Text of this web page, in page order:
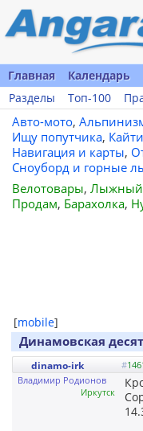
Главная Календарь
Разделы
Топ-100
Авто-мото,
Ищу попутчика,
Навигация и карты,
Сноуборд и горные
Велотовары, Лыжный
Продам, Барахолка,
[mobile]
Динамовская
dinamo-irk #
Владимир Родионов
Иркутск